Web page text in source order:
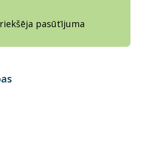
pasūtījuma